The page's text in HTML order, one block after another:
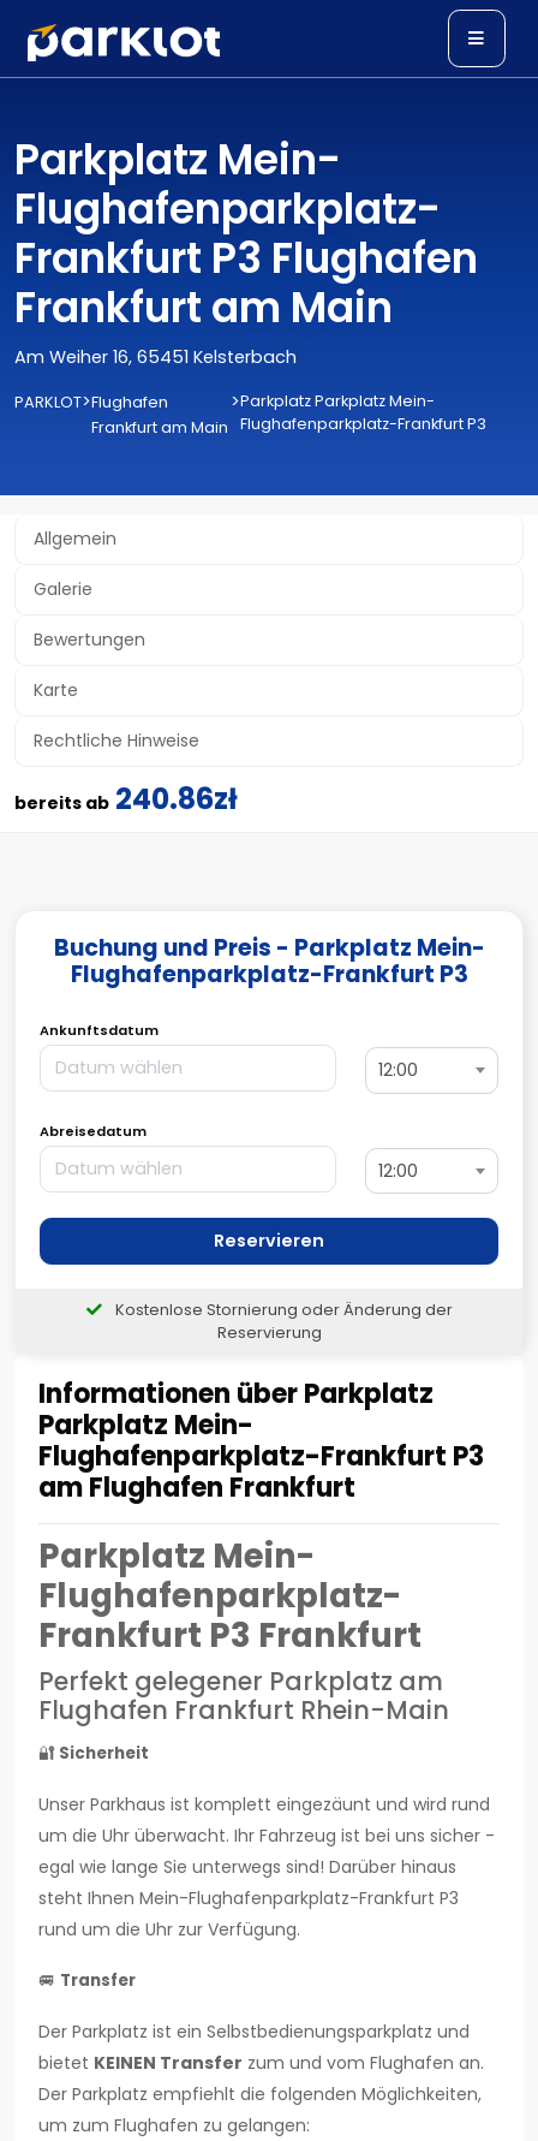
Parkplatz Mein-
Flughafenparkplatz-
Frankfurt P3 Flughafen
Frankfurt am Main
Am Weiher 16, 65451 Kelsterbach
PARKLOT>Flughafen
Frankfurt am Main
>Parkplatz Parkplatz Mein-
Flughafenparkplatz-Frankfurt P3
Allgemein
Galerie
Bewertungen
Karte
Rechtliche Hinweise
bereits ab 240.86zł
Informationen über Parkplatz
Parkplatz Mein-
Flughafenparkplatz-Frankfurt P3
am Flughafen Frankfurt
Parkplatz Mein-
Flughafenparkplatz-
Frankfurt P3 Frankfurt
Perfekt gelegener Parkplatz am
Flughafen Frankfurt Rhein-Main
🔐 Sicherheit
Unser Parkhaus ist komplett eingezäunt und wird rund
um die Uhr überwacht. Ihr Fahrzeug ist bei uns sicher -
egal wie lange Sie unterwegs sind! Darüber hinaus
steht Ihnen Mein-Flughafenparkplatz-Frankfurt P3
rund um die Uhr zur Verfügung.
🚐 Transfer
Der Parkplatz ist ein Selbstbedienungsparkplatz und
bietet KEINEN Transfer zum und vom Flughafen an.
Der Parkplatz empfiehlt die folgenden Möglichkeiten,
um zum Flughafen zu gelangen:
Buchung und Preis - Parkplatz Mein-
Flughafenparkplatz-Frankfurt P3
Ankunftsdatum
12:00
Abreisedatum
12:00
Reservieren
Kostenlose Stornierung oder Änderung der
Reservierung